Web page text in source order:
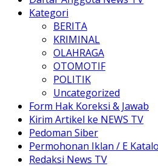
Kategori
BERITA
KRIMINAL
OLAHRAGA
OTOMOTIF
POLITIK
Uncategorized
Form Hak Koreksi & Jawab
Kirim Artikel ke NEWS TV
Pedoman Siber
Permohonan Iklan / E
Redaksi News TV